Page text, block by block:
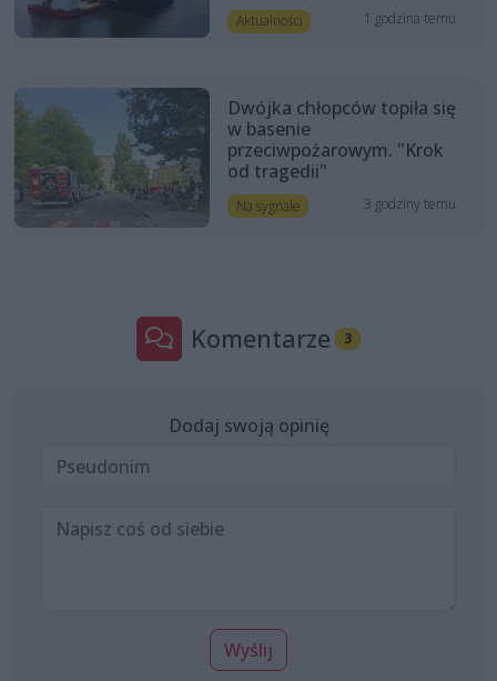
Aktualności 1 godzina temu
Dwójka chłopców topiła się
w basenie
przeciwpożarowym. "Krok
od tragedii"
Na sygnale 3 godziny temu
Komentarze 3
Dodaj swoją opinię
Wyślij